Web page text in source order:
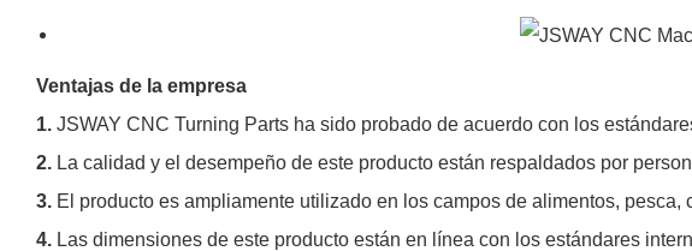
Ventajas de la empresa
1. JSWAY CNC Turning Parts ha sido probado de acuerdo con los
2. La calidad y el desempeño de este producto están respaldados por
3. El producto es ampliamente utilizado en los campos de alimentos,
4. Las dimensiones de este producto están en línea con los estándares